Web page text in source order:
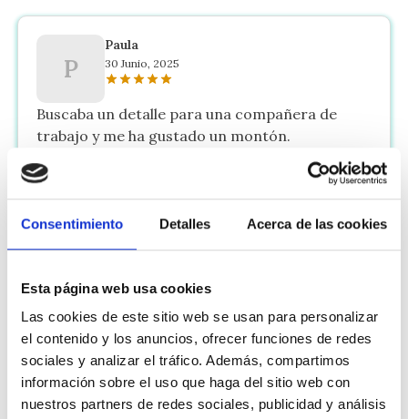
Consentimiento Detalles Acerca de las cookies
Esta página web usa cookies
Las cookies de este sitio web se usan para personalizar
el contenido y los anuncios, ofrecer funciones de redes
sociales y analizar el tráfico. Además, compartimos
información sobre el uso que haga del sitio web con
nuestros partners de redes sociales, publicidad y análisis
P
Paula
30 Junio, 2025
Buscaba un detalle para una compañera de
trabajo y me ha gustado un montón.
M
Marta
decoración que tiene. Muy rapido el envio.
R
Cristina
2 Abril, 2025
Muy buen servicio. La entrega fue rápida y todo